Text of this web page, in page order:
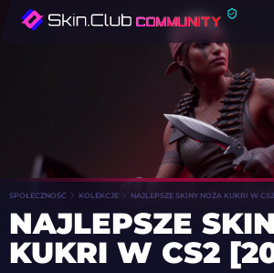
SPOŁECZNOŚĆ KOLEKCJE NAJLEPSZE SKINY NOŻA KUKRI W
NAJLEPSZE
KUKRI W CS2